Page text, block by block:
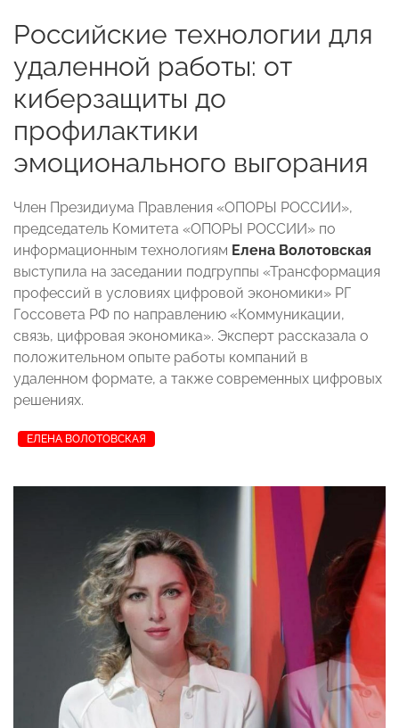
Российские технологии для
удаленной работы: от
киберзащиты до
профилактики
эмоционального выгорания
Член Президиума Правления «ОПОРЫ РОССИИ»,
председатель Комитета «ОПОРЫ РОССИИ» по
информационным технологиям Елена Волотовская
выступила на заседании подгруппы «Трансформация
профессий в условиях цифровой экономики» РГ
Госсовета РФ по направлению «Коммуникации,
связь, цифровая экономика». Эксперт рассказала о
положительном опыте работы компаний в
удаленном формате, а также современных цифровых
решениях.
ЕЛЕНА ВОЛОТОВСКАЯ